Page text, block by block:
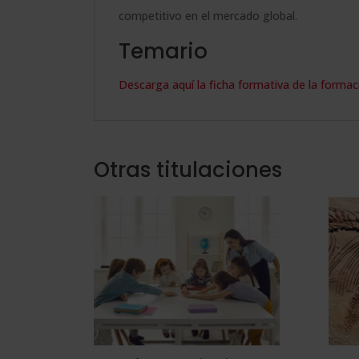
competitivo en el mercado global.
Temario
Descarga aquí la ficha formativa de la
Otras titulaciones